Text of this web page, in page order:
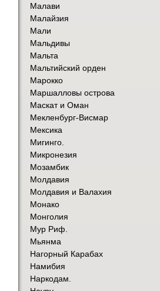
Малави
Малайзия
Мали
Мальдивы
Мальта
Мальтийский орден
Марокко
Маршалловы острова
Маскат и Оман
Мекленбург-Висмар
Мексика
Мигинго.
Микронезия
Мозамбик
Молдавия
Молдавия и Валахия
Монако
Монголия
Мур Риф.
Мьянма
Нагорный Карабах
Намибия
Наркодам.